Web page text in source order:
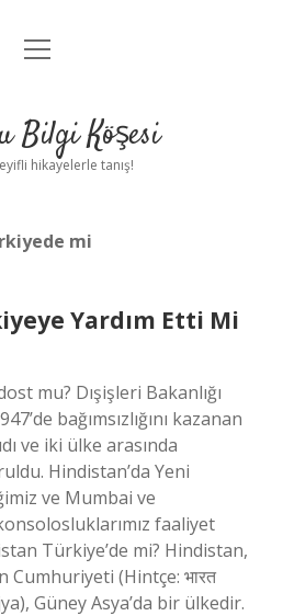
Anasayfa
Uyarı
menüyü
Bilgi Köşesi
hikayelerle tanış!
mi
Yardım Etti Mi
mu? Dışişleri Bakanlığı
bağımsızlığını kazanan
ve iki ülke arasında
Hindistan’da Yeni
ve Mumbai ve
faaliyet
Türkiye’de mi? Hindistan,
(Hintçe: भारत
Güney Asya’da bir ülkedir.